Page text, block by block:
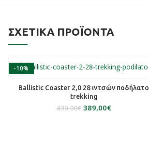
ΣΧΕΤΙΚΆ ΠΡΟΪΌΝΤΑ
-10%
ΕΠΙΛΟΓΉ
Ballistic Coaster 2,0 28 ιντσών ποδήλατο
trekking
430,00€ 389,00€